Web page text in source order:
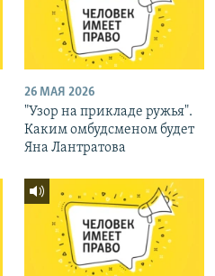
26 МАЯ 2026
"Узор на прикладе ружья".
Каким омбудсменом будет
Яна Лантратова